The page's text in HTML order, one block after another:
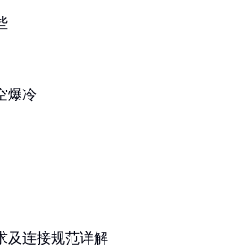
爆冷
及连接规范详解